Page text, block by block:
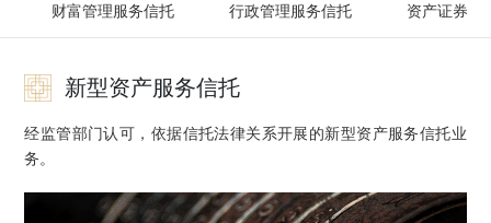
财富管理服务信托 行政管理服务信托 资产证券化
新型资产服务信托
经监管部门认可，依据信托法律关系开展的新型资产服务信托业
务。